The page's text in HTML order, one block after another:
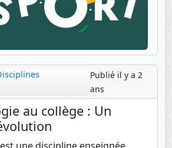
Publié il y a 2
ans
au collège : Un